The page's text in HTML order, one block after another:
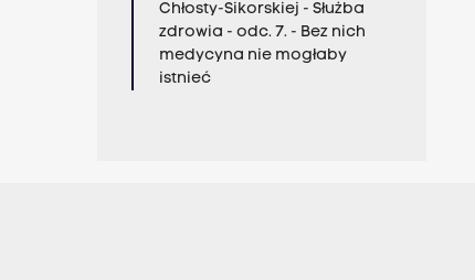
Chłosty-Sikorskiej - Służba
zdrowia - odc. 7. - Bez nich
medycyna nie mogłaby
istnieć